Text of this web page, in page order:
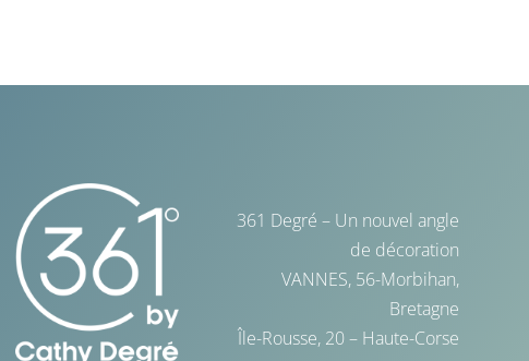
361 Degré – Un nouvel angle
de décoration
VANNES, 56-Morbihan,
Bretagne
Île-Rousse, 20 – Haute-Corse